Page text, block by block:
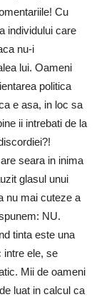
Cu
individului care
nu-i
lui. Oameni
politica
e asa, in loc sa
ii intrebati de la
seara in inima
glasul unui
nu mai cuteze a
NU.
tinta este una
intre ele, se
Mii de oameni
luat in calcul ca